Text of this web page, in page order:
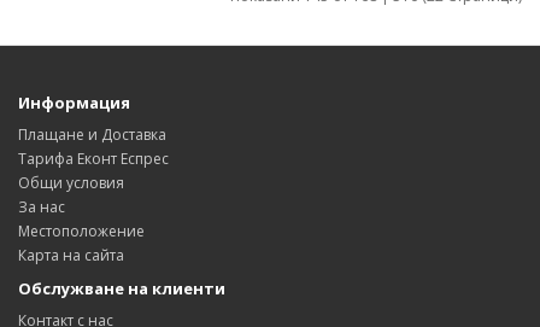
Информация
Плащане и Доставка
Тарифа Еконт Еспрес
Общи условия
За нас
Местоположение
Карта на сайта
Обслужване на клиенти
Контакт с нас